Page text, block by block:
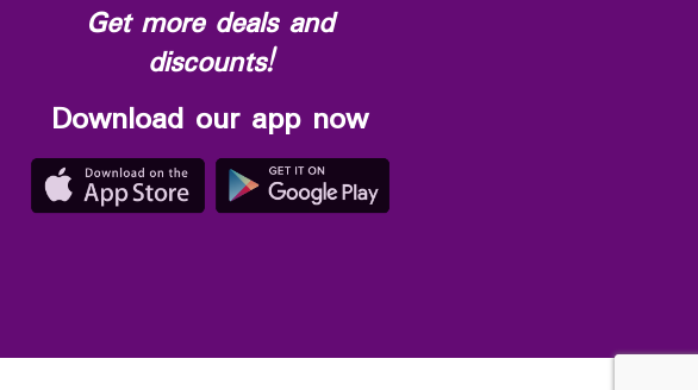
Get more deals and
discounts!
Download our app now